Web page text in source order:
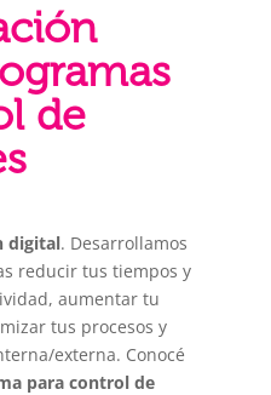
de
digital. Desarrollamos
reducir tus tiempos y
aumentar tu
tus procesos y
externa. Conocé
para control de